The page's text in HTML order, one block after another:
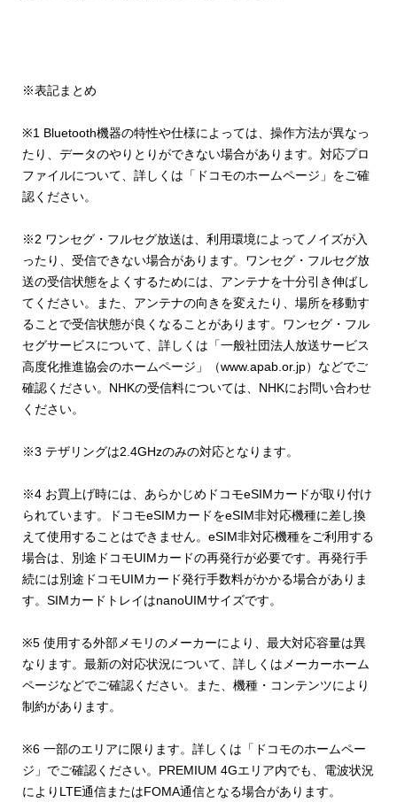
※表記まとめ
※1 Bluetooth機器の特性や仕様によっては、操作方法が異なっ
たり、データのやりとりができない場合があります。対応プロ
ファイルについて、詳しくは「ドコモのホームページ」をご確
認ください。
※2 ワンセグ・フルセグ放送は、利用環境によってノイズが入
ったり、受信できない場合があります。ワンセグ・フルセグ放
送の受信状態をよくするためには、アンテナを十分引き伸ばし
てください。また、アンテナの向きを変えたり、場所を移動す
ることで受信状態が良くなることがあります。ワンセグ・フル
セグサービスについて、詳しくは「一般社団法人放送サービス
高度化推進協会のホームページ」（www.apab.or.jp）などでご
確認ください。NHKの受信料については、NHKにお問い合わせ
ください。
※3 テザリングは2.4GHzのみの対応となります。
※4 お買上げ時には、あらかじめドコモeSIMカードが取り付け
られています。ドコモeSIMカードをeSIM非対応機種に差し換
えて使用することはできません。eSIM非対応機種をご利用する
場合は、別途ドコモUIMカードの再発行が必要です。再発行手
続には別途ドコモUIMカード発行手数料がかかる場合がありま
す。SIMカードトレイはnanoUIMサイズです。
※5 使用する外部メモリのメーカーにより、最大対応容量は異
なります。最新の対応状況について、詳しくはメーカーホーム
ページなどでご確認ください。また、機種・コンテンツにより
制約があります。
※6 一部のエリアに限ります。詳しくは「ドコモのホームペー
ジ」でご確認ください。PREMIUM 4Gエリア内でも、電波状況
によりLTE通信またはFOMA通信となる場合があります。